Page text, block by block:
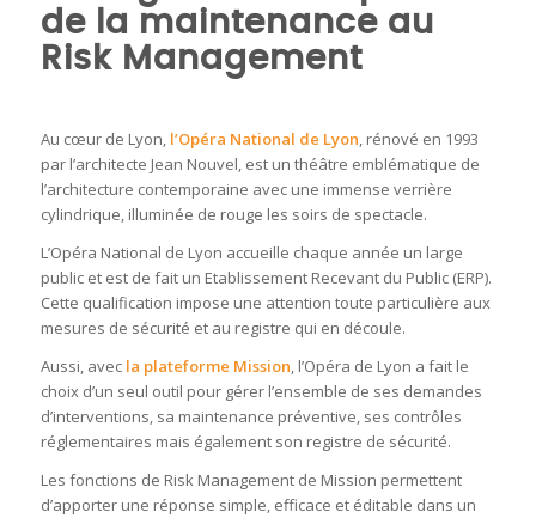
de la maintenance au
Risk Management
Au cœur de Lyon, l’Opéra National de Lyon, rénové en 1993
par l’architecte Jean Nouvel, est un théâtre emblématique de
l’architecture contemporaine avec une immense verrière
cylindrique, illuminée de rouge les soirs de spectacle.
L’Opéra National de Lyon accueille chaque année un large
public et est de fait un Etablissement Recevant du Public (ERP).
Cette qualification impose une attention toute particulière aux
mesures de sécurité et au registre qui en découle.
Aussi, avec la plateforme Mission, l’Opéra de Lyon a fait le
choix d’un seul outil pour gérer l’ensemble de ses demandes
d’interventions, sa maintenance préventive, ses contrôles
réglementaires mais également son registre de sécurité.
Les fonctions de Risk Management de Mission permettent
d’apporter une réponse simple, efficace et éditable dans un